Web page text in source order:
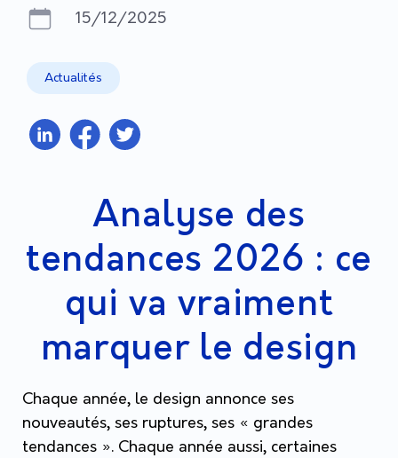
15/12/2025
Actualités
Analyse des
tendances 2026 : ce
qui va vraiment
marquer le design
Chaque année, le design annonce ses
nouveautés, ses ruptures, ses « grandes
tendances ». Chaque année aussi, certaines